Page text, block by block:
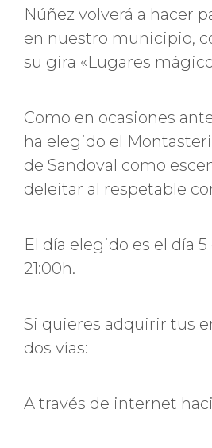
Núñez volverá a hacer
en nuestro municipio,
su gira «Lugares
Como en ocasiones
ha elegido el
de Sandoval como
deleitar al respetable
El día elegido es el día
21:00h.
Si quieres adquirir tus
dos vías:
A través de internet